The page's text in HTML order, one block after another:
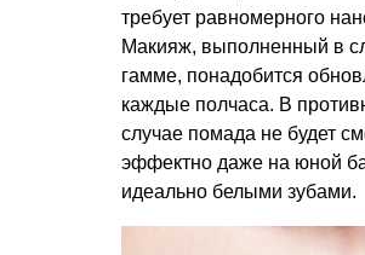
требует равномерного
Макияж, выполненный в
гамме, понадобится
каждые полчаса. В
случае помада не будет
эффектно даже на юной
идеально белыми зубами.